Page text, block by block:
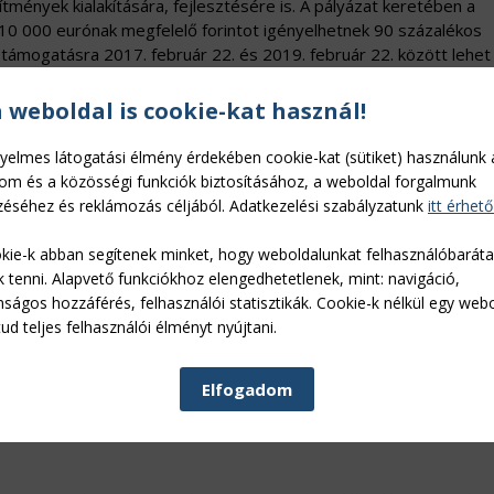
kialakítására, fejlesztésére is. A pályázat keretében a
000 eurónak megfelelő forintot igényelhetnek 90 százalékos
2017. február 22. és 2019. február 22. között lehet
együttesen kerülnek elbírálásra. Az első szakasz 2017.
tájékozódhatnak az érintettek. A pályázatok kizárólag
án jelent meg a helyi közutak fejlesztésére és
felhívás keretében lehetőség nyílik erő- és munkagépek,
települési önkormányzatok, illetve önkormányzati
pályázók esetében, maximum 20 millió forint értékben
közlekedési feltételek biztosítása az utak műszaki
korlátozva nem lehet maximálisan teljesíteni a felhívásban
gondolkodnia: az ágaprító gépek mellé egyéb, az
(traktort) is érdemes beszerezni, melyhez a jelen felhívás
weboldal is cookie-kat használ!
látogatási élmény érdekében cookie-kat (sütiket) használunk
és a közösségi funkciók biztosításához, a weboldal forgalmunk
és reklámozás céljából. Adatkezelési szabályzatunk itt
k abban segítenek minket, hogy weboldalunkat
tenni. Alapvető funkciókhoz elengedhetetlenek, mint: navigáció,
hozzáférés, felhasználói statisztikák. Cookie-k nélkül egy
teljes felhasználói élményt nyújtani.
Elfogadom